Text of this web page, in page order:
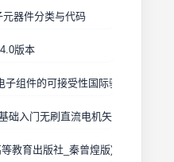
元器件分类与代码
版本
子组件的可接受性国际验收标准
础入门无刷直流电机矢量控制技术
教育出版社_秦曾煌版)